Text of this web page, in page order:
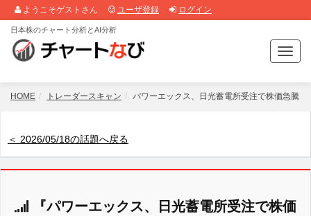
ようこそゲストさん ユーザ登録 ログイン
T
o
g
g
a
日本株のチャート分析とAI分析
HOME トレーダースキャン パワーエックス、日光蓄電所受注で株価急騰
＜ 2026/05/18の話題へ戻る
『パワーエックス、日光蓄電所受注で株価